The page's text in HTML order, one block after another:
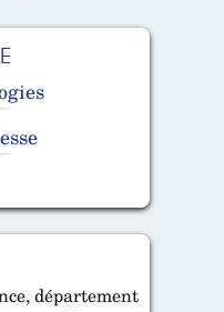
département